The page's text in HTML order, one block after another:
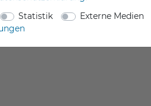
Statistik Externe Medien